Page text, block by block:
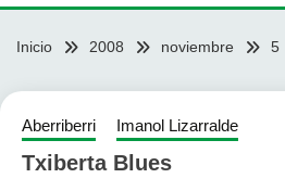
Inicio 2008 noviembre 5
Aberriberri Imanol Lizarralde
Txiberta Blues